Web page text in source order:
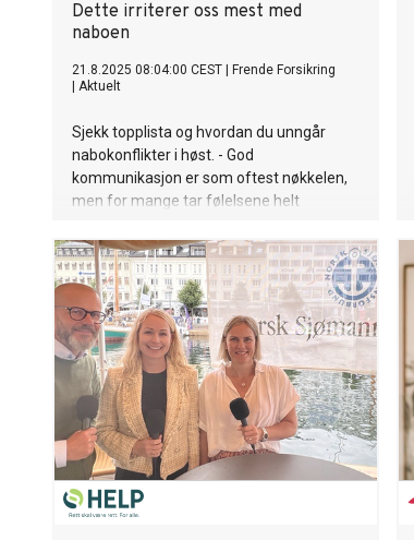
Dette irriterer oss mest med
naboen
21.8.2025 08:04:00 CEST
Frende Forsikring
Aktuelt
Sjekk topplista og hvordan du unngår
nabokonflikter i høst. - God
kommunikasjon er som oftest nøkkelen,
men for mange tar følelsene helt